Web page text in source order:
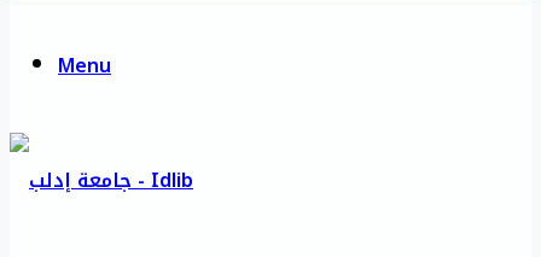
Menu